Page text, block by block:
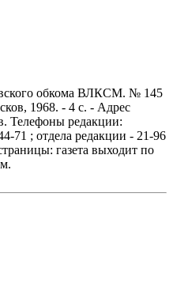
обкома ВЛКСМ. № 145
1968. - 4 с. - Адрес
Телефоны редакции:
71 ; отдела редакции - 21-96
газета выходит по